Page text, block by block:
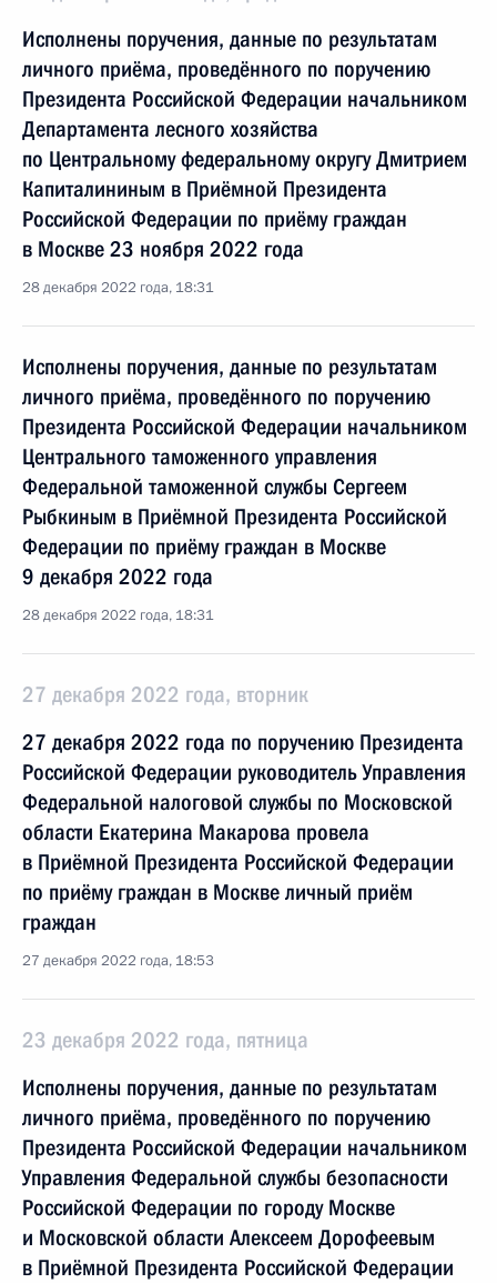
Исполнены поручения, данные по результатам
личного приёма, проведённого по поручению
Президента Российской Федерации начальником
Департамента лесного хозяйства
по Центральному федеральному округу Дмитрием
Капиталининым в Приёмной Президента
Российской Федерации по приёму граждан
в Москве 23 ноября 2022 года
28 декабря 2022 года, 18:31
Исполнены поручения, данные по результатам
личного приёма, проведённого по поручению
Президента Российской Федерации начальником
Центрального таможенного управления
Федеральной таможенной службы Сергеем
Рыбкиным в Приёмной Президента Российской
Федерации по приёму граждан в Москве
9 декабря 2022 года
28 декабря 2022 года, 18:31
27 декабря 2022 года, вторник
27 декабря 2022 года по поручению Президента
Российской Федерации руководитель Управления
Федеральной налоговой службы по Московской
области Екатерина Макарова провела
в Приёмной Президента Российской Федерации
по приёму граждан в Москве личный приём
граждан
27 декабря 2022 года, 18:53
23 декабря 2022 года, пятница
Исполнены поручения, данные по результатам
личного приёма, проведённого по поручению
Президента Российской Федерации начальником
Управления Федеральной службы безопасности
Российской Федерации по городу Москве
и Московской области Алексеем Дорофеевым
в Приёмной Президента Российской Федерации